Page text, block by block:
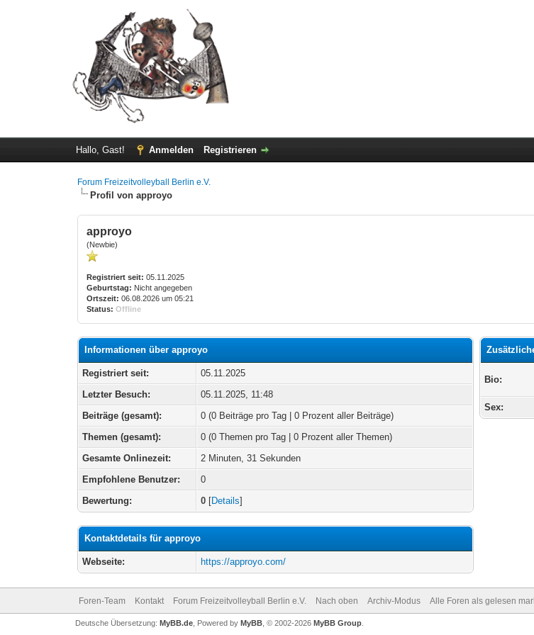
Hallo, Gast! Anmelden Registrieren
Forum Freizeitvolleyball Berlin e.V.
Profil von approyo
approyo
(Newbie)
Registriert seit: 05.11.2025
Geburtstag: Nicht angegeben
Ortszeit: 06.08.2026 um 05:21
Status: Offline
Informationen über approyo
Registriert seit:
05.11.2025
Letzter Besuch:
05.11.2025, 11:48
Beiträge (gesamt):
0 (0 Beiträge pro Tag | 0 Prozent aller Beiträge)
Themen (gesamt):
0 (0 Themen pro Tag | 0 Prozent aller Themen)
Gesamte Onlinezeit:
2 Minuten, 31 Sekunden
Empfohlene Benutzer:
0
Bewertung:
0 [Details]
Kontaktdetails für approyo
Webseite: https://approyo.com/
Bio:
Sex:
Foren-Team Kontakt Forum Freizeitvolleyball Berlin e.V. Nach oben Archiv-Modus Alle Foren als gelesen
Deutsche Übersetzung: MyBB.de, Powered by MyBB, © 2002-2026 MyBB Group.